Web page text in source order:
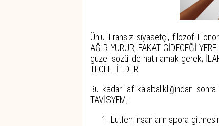
Ünlü Fransız siyasetçi, filozof
AĞIR YÜRÜR, FAKAT GİDECEĞİ
güzel sözü de hatırlamak gerek;
TECELLİ EDER!
Bu kadar laf kalabalıklığından
TAVİSYEM;
Lütfen insanların spora